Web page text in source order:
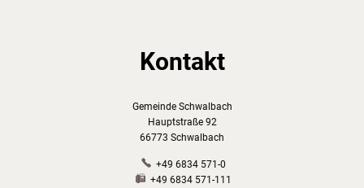
Kontakt
Gemeinde Schwalbach
Hauptstraße 92
66773 Schwalbach
+49 6834 571-0
+49 6834 571-111